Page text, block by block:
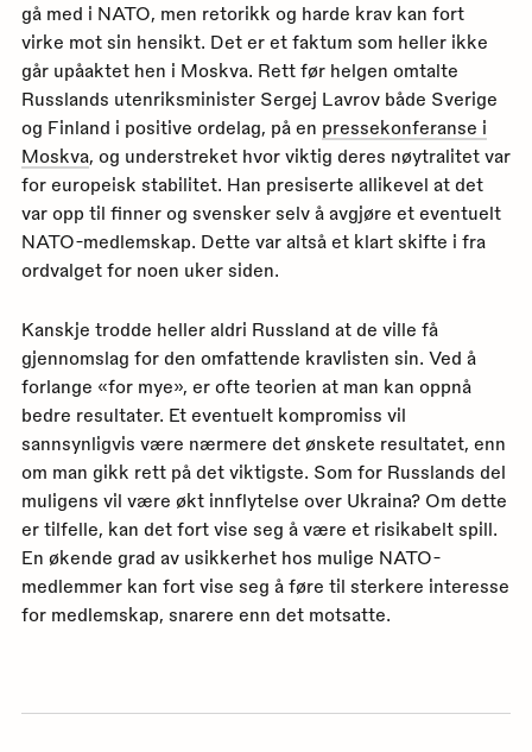
gå med i NATO, men retorikk og harde krav kan fort
virke mot sin hensikt. Det er et faktum som heller ikke
går upåaktet hen i Moskva. Rett før helgen omtalte
Russlands utenriksminister Sergej Lavrov både Sverige
og Finland i positive ordelag, på en pressekonferanse i
Moskva, og understreket hvor viktig deres nøytralitet var
for europeisk stabilitet. Han presiserte allikevel at det
var opp til finner og svensker selv å avgjøre et eventuelt
NATO-medlemskap. Dette var altså et klart skifte i fra
ordvalget for noen uker siden.
Kanskje trodde heller aldri Russland at de ville få
gjennomslag for den omfattende kravlisten sin. Ved å
forlange «for mye», er ofte teorien at man kan oppnå
bedre resultater. Et eventuelt kompromiss vil
sannsynligvis være nærmere det ønskete resultatet, enn
om man gikk rett på det viktigste. Som for Russlands del
muligens vil være økt innflytelse over Ukraina? Om dette
er tilfelle, kan det fort vise seg å være et risikabelt spill.
En økende grad av usikkerhet hos mulige NATO-
medlemmer kan fort vise seg å føre til sterkere interesse
for medlemskap, snarere enn det motsatte.